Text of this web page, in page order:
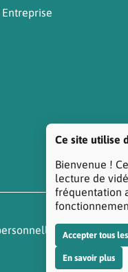
Ce site utilise
Bienvenue !
lecture de
fréquentation
Accepter tous
En savoir plus
Entreprise
Réclamation/